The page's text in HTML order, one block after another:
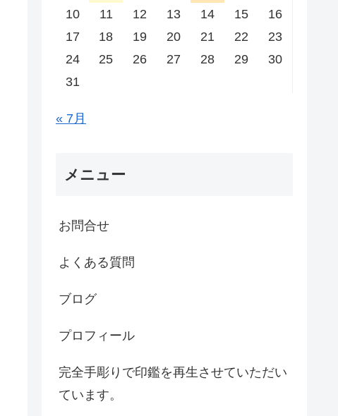
10
11 12 13 14 15
16
17
18 19 20 21 22
23
24
25 26 27 28 29
30
31
« 7月
メニュー
お問合せ
よくある質問
ブログ
プロフィール
完全手彫りで印鑑を再生させていただい
ています。